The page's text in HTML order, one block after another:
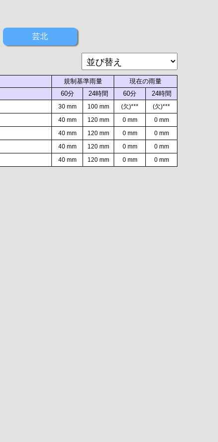
芸北
規制基準雨量
現在の雨量
60分 24時間 60分 24時間
30 mm 100 mm (欠)***
(欠)***
40 mm 120 mm 0 mm
0 mm
40 mm 120 mm 0 mm
0 mm
40 mm 120 mm 0 mm
0 mm
40 mm 120 mm 0 mm 0 mm